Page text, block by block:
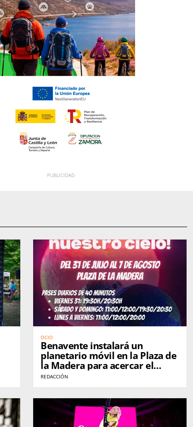
OCIO
Benavente instalará un
planetario móvil en la Plaza de
la Madera para acercar el
universo al público antes del
eclipse total de Sol
REDACCIÓN